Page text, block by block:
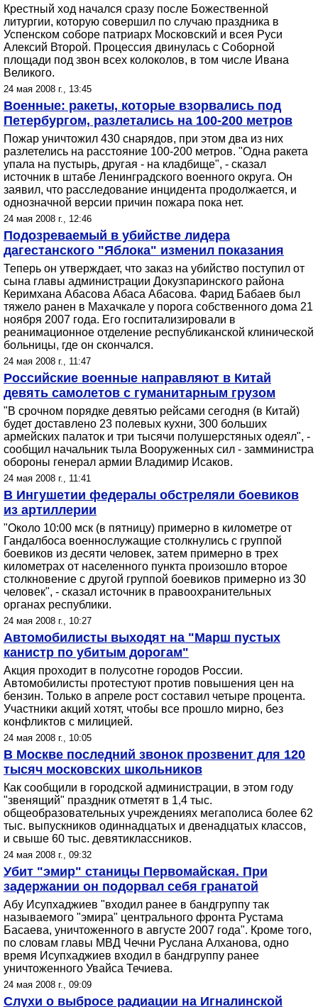
Крестный ход начался сразу после Божественной
литургии, которую совершил по случаю праздника в
Успенском соборе патриарх Московский и всея Руси
Алексий Второй. Процессия двинулась с Соборной
площади под звон всех колоколов, в том числе Ивана
Великого.
24 мая 2008 г., 13:45
Военные: ракеты, которые взорвались под
Петербургом, разлетались на 100-200 метров
Пожар уничтожил 430 снарядов, при этом два из них
разлетелись на расстояние 100-200 метров. "Одна ракета
упала на пустырь, другая - на кладбище", - сказал
источник в штабе Ленинградского военного округа. Он
заявил, что расследование инцидента продолжается, и
однозначной версии причин пожара пока нет.
24 мая 2008 г., 12:46
Подозреваемый в убийстве лидера
дагестанского "Яблока" изменил показания
Теперь он утверждает, что заказ на убийство поступил от
сына главы администрации Докузпаринского района
Керимхана Абасова Абаса Абасова. Фарид Бабаев был
тяжело ранен в Махачкале у порога собственного дома 21
ноября 2007 года. Его госпитализировали в
реанимационное отделение республиканской клинической
больницы, где он скончался.
24 мая 2008 г., 11:47
Российские военные направляют в Китай
девять самолетов с гуманитарным грузом
"В срочном порядке девятью рейсами сегодня (в Китай)
будет доставлено 23 полевых кухни, 300 больших
армейских палаток и три тысячи полушерстяных одеял", -
сообщил начальник тыла Вооруженных сил - замминистра
обороны генерал армии Владимир Исаков.
24 мая 2008 г., 11:41
В Ингушетии федералы обстреляли боевиков
из артиллерии
"Около 10:00 мск (в пятницу) примерно в километре от
Гандалбоса военнослужащие столкнулись с группой
боевиков из десяти человек, затем примерно в трех
километрах от населенного пункта произошло второе
столкновение с другой группой боевиков примерно из 30
человек", - сказал источник в правоохранительных
органах республики.
24 мая 2008 г., 10:27
Автомобилисты выходят на "Марш пустых
канистр по убитым дорогам"
Акция проходит в полусотне городов России.
Автомобилисты протестуют против повышения цен на
бензин. Только в апреле рост составил четыре процента.
Участники акций хотят, чтобы все прошло мирно, без
конфликтов с милицией.
24 мая 2008 г., 10:05
В Москве последний звонок прозвенит для 120
тысяч московских школьников
Как сообщили в городской администрации, в этом году
"звенящий" праздник отметят в 1,4 тыс.
общеобразовательных учреждениях мегаполиса более 62
тыс. выпускников одиннадцатых и двенадцатых классов,
и свыше 60 тыс. девятиклассников.
24 мая 2008 г., 09:32
Убит "эмир" станицы Первомайская. При
задержании он подорвал себя гранатой
Абу Исупхаджиев "входил ранее в бандгруппу так
называемого "эмира" центрального фронта Рустама
Басаева, уничтоженного в августе 2007 года". Кроме того,
по словам главы МВД Чечни Руслана Алханова, одно
время Исупхаджиев входил в бандгруппу ранее
уничтоженного Увайса Течиева.
24 мая 2008 г., 09:09
Слухи о выбросе радиации на Игналинской